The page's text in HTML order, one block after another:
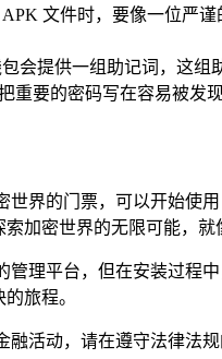
文件时，要像一位严
会提供一组助记词，这
要的密码写在容易被发现
界的门票，可以开始使
加密世界的无限可能，
管理平台，但在安装过
旅程。
活动，请在遵守法律法